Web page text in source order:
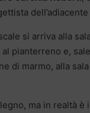
si arriva alla
pianterreno e,
di marmo, alla
ma in realtà è